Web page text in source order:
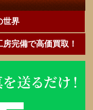
世界
完備で高価買取！